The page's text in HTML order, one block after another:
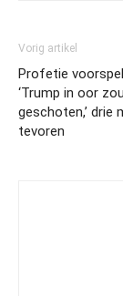
Vorig artikel
Profetie
‘Trump in oor
geschoten,’ drie
tevoren